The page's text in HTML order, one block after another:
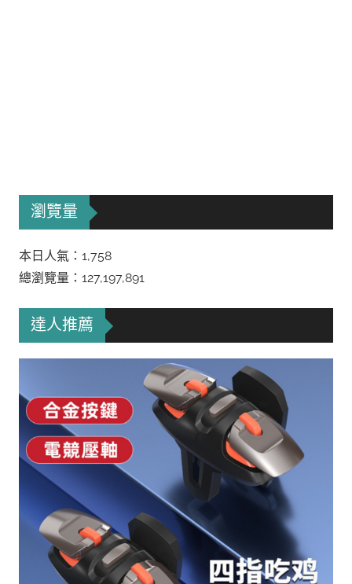
瀏覽量
本日人氣：1,758
總瀏覽量：127,197,891
達人推薦